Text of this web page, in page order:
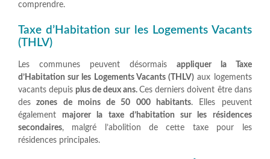
comprendre.
Taxe d’Habitation sur les Logements Vacants
(THLV)
Les communes peuvent désormais appliquer la Taxe
d’Habitation sur les Logements Vacants (THLV) aux logements
vacants depuis plus de deux ans.Ces derniers doivent être dans
des zones de moins de 50 000 habitants. Elles peuvent
également majorer la taxe d’habitation sur les résidences
secondaires, malgré l’abolition de cette taxe pour les
résidences principales.